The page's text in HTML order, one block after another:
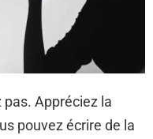
Appréciez la
pouvez écrire de la